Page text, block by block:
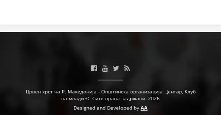
ПРИРАЧНИЦИ
ЕДУКАТИВНО ИНФОРМАТИВНИ МАТЕРИЈАЛИ
Црвен крст на Р. Македонија - Општинска организација Центар, Клуб
на млади ©. Сите права задржани. 2026
Designed and Developed by AA